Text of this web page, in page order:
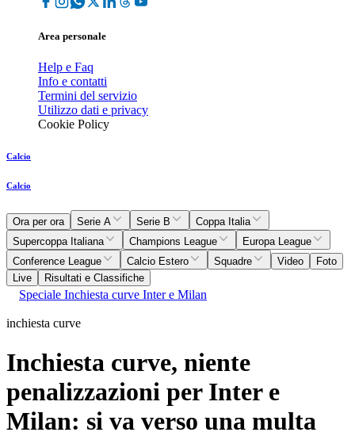
Area personale
Help e Faq
Info e contatti
Termini del servizio
Utilizzo dati e privacy
Cookie Policy
Calcio
Calcio
Ora per ora Serie A Serie B
Coppa Italia
Supercoppa Italiana
Champions League
Europa League
Conference League
Calcio Estero Squadre Video
Foto
Live
Risultati e Classifiche
Speciale Inchiesta curve Inter e Milan
inchiesta curve
Inchiesta curve, niente
penalizzazioni per Inter e
Milan: si va verso una multa